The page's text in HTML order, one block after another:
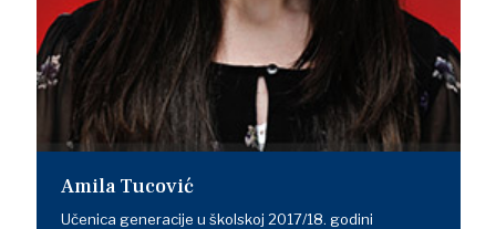
Amila Tucović
Učenica generacije u školskoj 2017/18. godini